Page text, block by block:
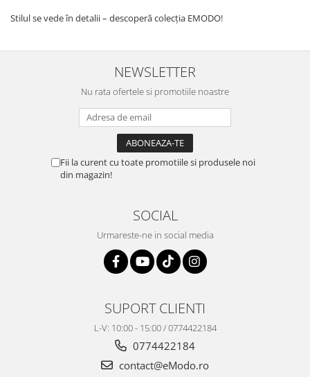
Stilul se vede în detalii – descoperă colecția EMODO!
NEWSLETTER
Nu rata ofertele si promotiile noastre
Fii la curent cu toate promotiile si produsele noi
din magazin!
SOCIAL
Urmareste-ne in social media
SUPORT CLIENTI
L-V: 10:00 - 15:00 / 0774422184
0774422184
contact@eModo.ro